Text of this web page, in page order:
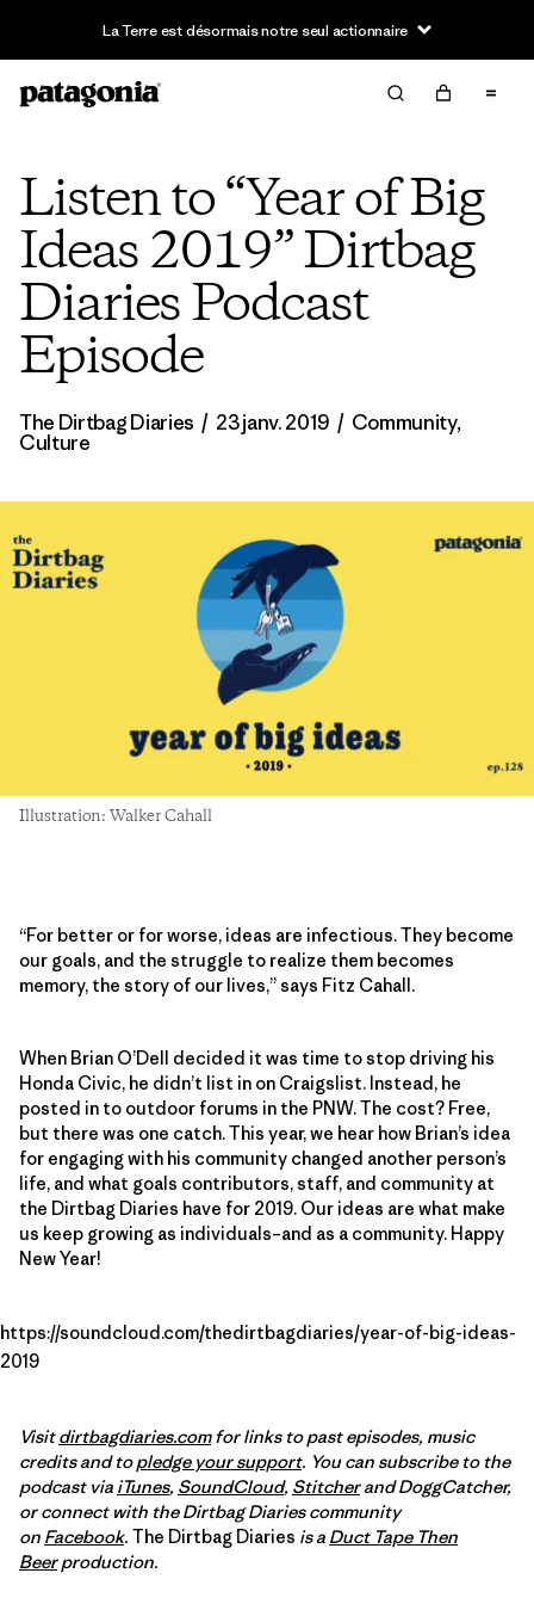
La Terre est désormais notre seul actionnaire
Listen to “Year of Big
Ideas 2019” Dirtbag
Diaries Podcast
Episode
The Dirtbag Diaries / 23 janv. 2019 / Community,
Culture
Illustration: Walker Cahall
“For better or for worse, ideas are infectious. They become
our goals, and the struggle to realize them becomes
memory, the story of our lives,” says Fitz Cahall.
When Brian O’Dell decided it was time to stop driving his
Honda Civic, he didn’t list in on Craigslist. Instead, he
posted in to outdoor forums in the PNW. The cost? Free,
but there was one catch. This year, we hear how Brian’s idea
for engaging with his community changed another person’s
life, and what goals contributors, staff, and community at
the Dirtbag Diaries have for 2019. Our ideas are what make
us keep growing as individuals–and as a community. Happy
New Year!
https://soundcloud.com/thedirtbagdiaries/year-of-big-ideas-
2019
Visitdirtbagdiaries.comfor links to past episodes, music
credits and topledge your support. You can subscribe to the
podcast via iTunes, SoundCloud, Stitcherand DoggCatcher,
or connect with the Dirtbag Diaries community
on Facebook. The Dirtbag Diaries is a Duct Tape Then
Beerproduction.